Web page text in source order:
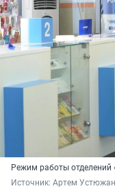
Режим работы отделений
Источник: Артем